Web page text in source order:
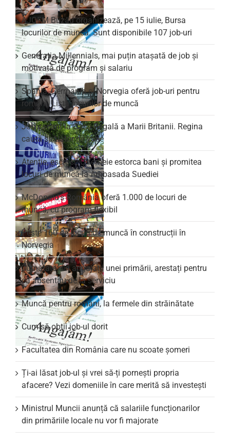
AJOFM Buzău organizează, pe 15 iulie, Bursa
locurilor de muncă. Sunt disponibile 107 job-uri
Generația Millennials, mai puțin atașată de job și
motivată de program și salariu
Spania, Germania și Norvegia oferă job-uri pentru
români. Lista locurilor de muncă
Job vacant la Casa Regală a Marii Britanii. Regina
caută spălător de vase
Atenție, escroci! O femeie estorca bani și promitea
locuri de muncă la Ambasada Suediei
McDonald’s România oferă 1.000 de locuri de
muncă, cu program flexibil
Peste 160 de locuri de muncă în construcții în
Norvegia
Jumătate din angajații unei primării, arestați pentru
că absentau de la serviciu
Muncă pentru români, la fermele din străinătate
Cum să obții job-ul dorit
Facultatea din România care nu scoate şomeri
Ți-ai lăsat job-ul și vrei să-ți pornești propria
afacere? Vezi domeniile în care merită să investești
Ministrul Muncii anunță că salariile funcționarilor
din primăriile locale nu vor fi majorate